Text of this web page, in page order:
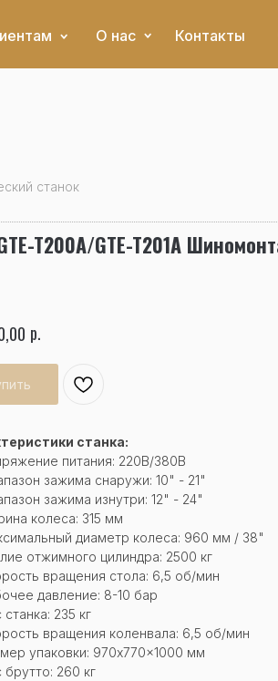
Контакты
О нас
станок
T200A/GTE-T201A
р.
станка:
питания: 220В/380В
зажима снаружи: 10" - 21"
зажима изнутри: 12" - 24"
колеса: 315 мм
диаметр колеса: 960 мм / 38"
отжимного цилиндра: 2500 кг
вращения стола: 6,5 об/мин
давление: 8-10 бар
станка: 235 кг
вращения коленвала: 6,5 об/мин
упаковки: 970x770x1000 мм
брутто: 260 кг